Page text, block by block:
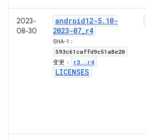
2023-
08-30
android12-5. 10-
2023-07_r4
SHA-1：
593c61caffd9c51a8e20
变更： r3 . . r4
LICENSES